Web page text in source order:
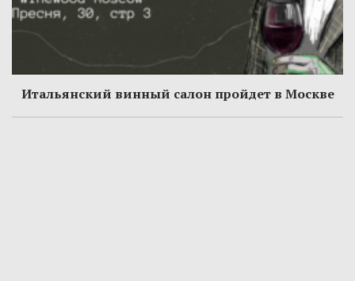
Итальянский винный салон пройдет в Москве